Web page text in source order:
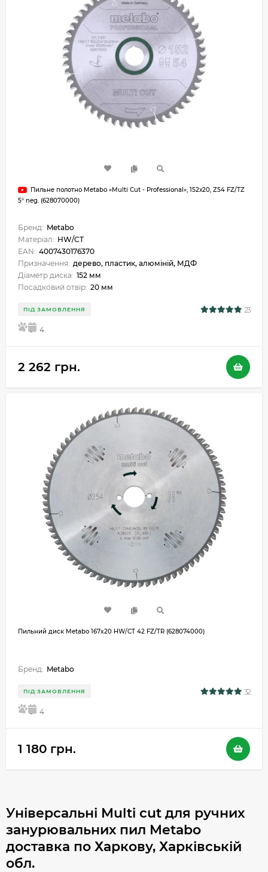
Пильне полотно Metabo «Multi Cut - Professional», 152х20, Z54 FZ/TZ
5° neg. (628070000)
Бренд: Metabo
Матеріал: HW/CT
EAN: 4007430176370
Призначення: дерево, пластик, алюміній, МДФ
Діаметр диска: 152 мм
Посадковий отвір: 20 мм
ПІД ЗАМОВЛЕННЯ 23
5 4
2 262 грн.
Пильний диск Metabo 167x20 HW/CT 42 FZ/TR (628074000)
Бренд: Metabo
ПІД ЗАМОВЛЕННЯ 32
5 4
1 180 грн.
Універсальні Multi cut для ручних
занурювальних пил Metabo
доставка по Харкову, Харківській
обл.